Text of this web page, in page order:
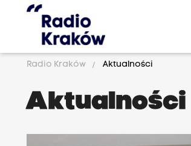
Radio Kraków Aktualności
Aktualności